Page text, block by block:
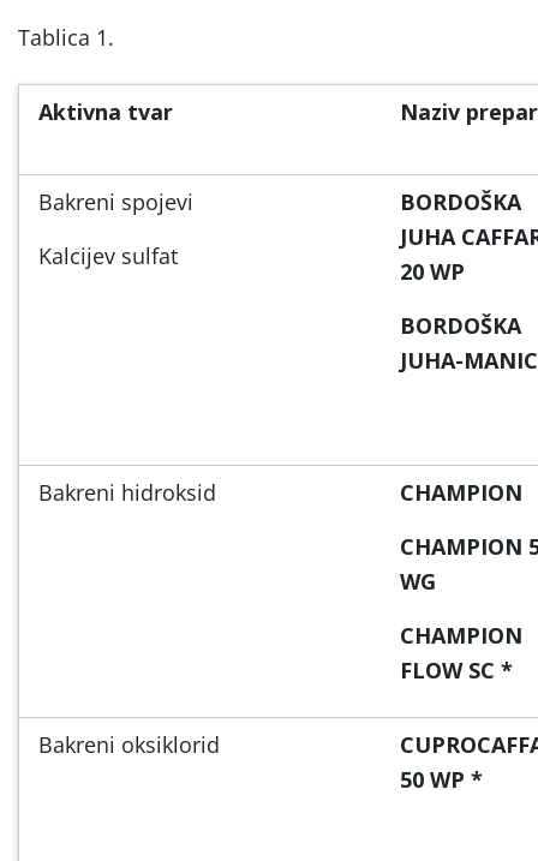
Tablica 1.
Aktivna tvar Naziv
Bakreni spojevi
Kalcijev sulfat
BORDOŠKA
JUHA
20 WP
BORDOŠKA
JUHA-
Bakreni hidroksid
CHAMPION
CHAMPION
WG
CHAMPION
FLOW SC *
Bakreni oksiklorid
50 WP *